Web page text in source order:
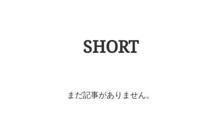
SHORT
まだ記事がありません。